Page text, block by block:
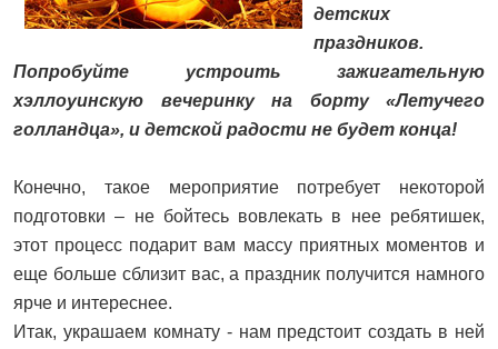
детских
праздников.
Попробуйте устроить зажигательную
хэллоуинскую вечеринку на борту «Летучего
голландца», и детской радости не будет конца!
Конечно, такое мероприятие потребует некоторой
подготовки – не бойтесь вовлекать в нее ребятишек,
этот процесс подарит вам массу приятных моментов и
еще больше сблизит вас, а праздник получится намного
ярче и интереснее.
Итак, украшаем комнату - нам предстоит создать в ней